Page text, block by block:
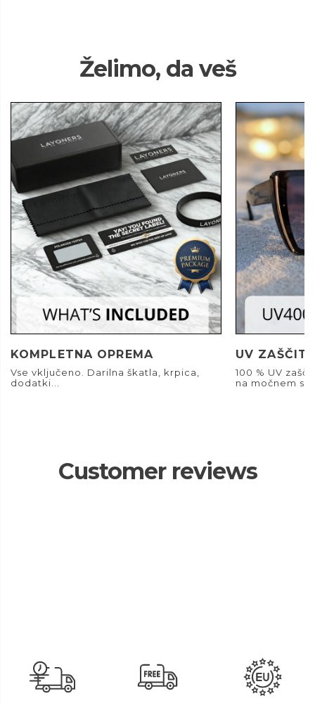
Želimo, da veš
KOMPLETNA OPREMA
Vse vključeno. Darilna škatla, krpica,
dodatki...
UV
100 % UV
na močnem
Customer reviews